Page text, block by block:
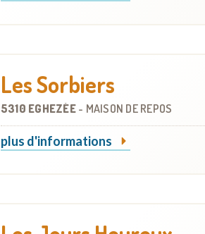
Les Sorbiers
5310 EGHEZÉE - MAISON DE REPOS
plus d'informations